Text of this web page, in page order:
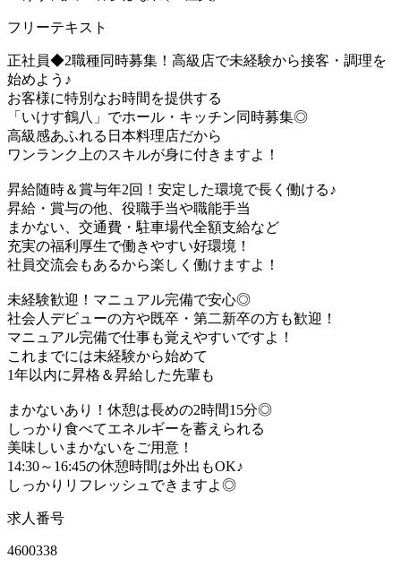
フリーテキスト
正社員◆2職種同時募集！高級店で未経験から接客・調理を
始めよう♪
お客様に特別なお時間を提供する
「いけす鶴八」でホール・キッチン同時募集◎
高級感あふれる日本料理店だから
ワンランク上のスキルが身に付きますよ！
昇給随時＆賞与年2回！安定した環境で長く働ける♪
昇給・賞与の他、役職手当や職能手当
まかない、交通費・駐車場代全額支給など
充実の福利厚生で働きやすい好環境！
社員交流会もあるから楽しく働けますよ！
未経験歓迎！マニュアル完備で安心◎
社会人デビューの方や既卒・第二新卒の方も歓迎！
マニュアル完備で仕事も覚えやすいですよ！
これまでには未経験から始めて
1年以内に昇格＆昇給した先輩も
まかないあり！休憩は長めの2時間15分◎
しっかり食べてエネルギーを蓄えられる
美味しいまかないをご用意！
14:30～16:45の休憩時間は外出もOK♪
しっかりリフレッシュできますよ◎
求人番号
4600338